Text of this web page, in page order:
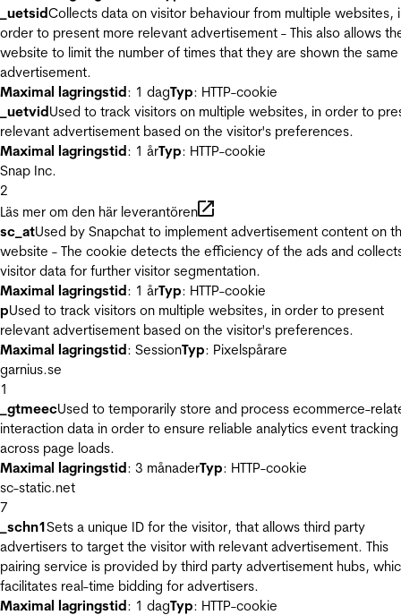
_uetsidCollects data on visitor behaviour from multiple websites,
order to present more relevant advertisement - This also allows
website to limit the number of times that they are shown the same
advertisement.
Maximal lagringstid: 1 dagTyp: HTTP-cookie
_uetvidUsed to track visitors on multiple websites, in order to
relevant advertisement based on the visitor's preferences.
Maximal lagringstid: 1 årTyp: HTTP-cookie
Snap Inc.
2
Läs mer om den här leverantören
sc_atUsed by Snapchat to implement advertisement content on
website - The cookie detects the efficiency of the ads and
visitor data for further visitor segmentation.
Maximal lagringstid: 1 årTyp: HTTP-cookie
pUsed to track visitors on multiple websites, in order to present
relevant advertisement based on the visitor's preferences.
Maximal lagringstid: SessionTyp: Pixelspårare
garnius.se
1
_gtmeecUsed to temporarily store and process ecommerce-
interaction data in order to ensure reliable analytics event tracking
across page loads.
Maximal lagringstid: 3 månaderTyp: HTTP-cookie
sc-static.net
7
_schn1Sets a unique ID for the visitor, that allows third party
advertisers to target the visitor with relevant advertisement. This
pairing service is provided by third party advertisement hubs,
facilitates real-time bidding for advertisers.
Maximal lagringstid: 1 dagTyp: HTTP-cookie